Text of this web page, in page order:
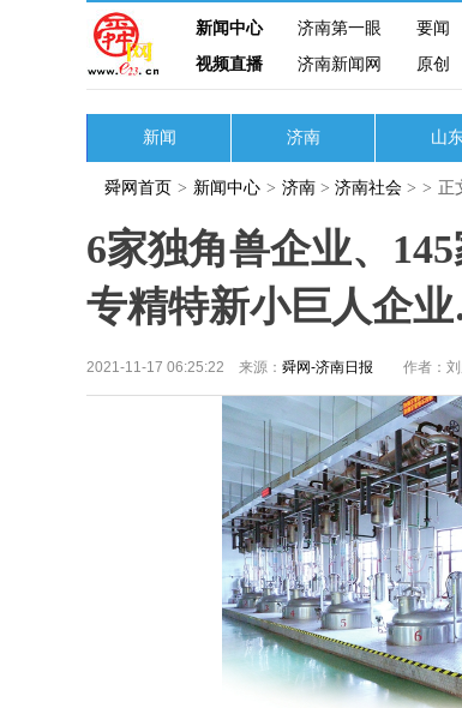
新闻中心 济南第一眼 要闻
视频直播
济南新闻网 原创
新闻 济南 山
舜网首页 > 新闻中心 > 济南 > 济南社会 > > 正
6家独角兽企业、
专精特新小巨人企
2021-11-17 06:25:22 来源： 舜网-济南日报 作者：